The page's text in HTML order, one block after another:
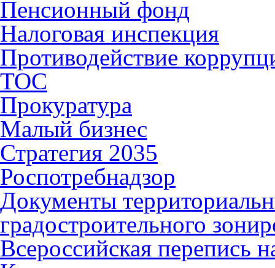
Пенсионный фонд
Налоговая инспекция
Противодействие
ТОС
Прокуратура
Малый бизнес
Стратегия 2035
Роспотребнадзор
Документы
градостроительного
Всероссийская перепись